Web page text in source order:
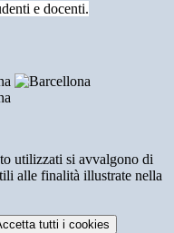
e docenti.
utilizzati si avvalgono di
alle finalità illustrate nella
tutti i cookies